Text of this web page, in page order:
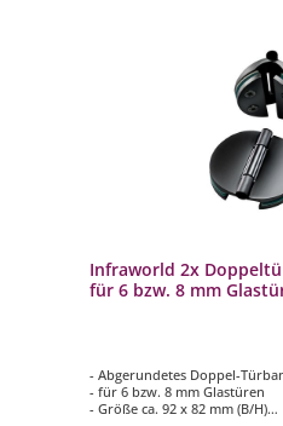
Infraworld 2x
für 6 bzw. 8 mm
- Abgerundetes Doppel-
- für 6 bzw. 8 mm Glastüren
- Größe ca. 92 x 82 mm (B/H)